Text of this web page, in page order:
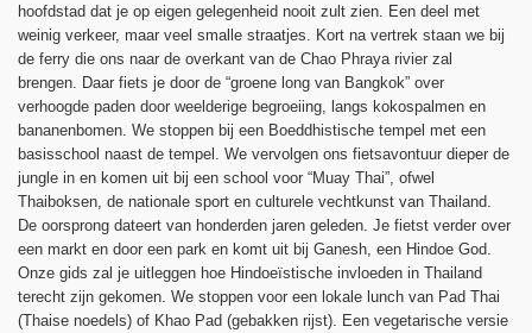
hoofdstad dat je op eigen gelegenheid nooit zult zien. Een deel met
weinig verkeer, maar veel smalle straatjes. Kort na vertrek staan we bij
de ferry die ons naar de overkant van de Chao Phraya rivier zal
brengen. Daar fiets je door de “groene long van Bangkok” over
verhoogde paden door weelderige begroeiing, langs kokospalmen en
bananenbomen. We stoppen bij een Boeddhistische tempel met een
basisschool naast de tempel. We vervolgen ons fietsavontuur dieper de
jungle in en komen uit bij een school voor “Muay Thai”, ofwel
Thaiboksen, de nationale sport en culturele vechtkunst van Thailand.
De oorsprong dateert van honderden jaren geleden. Je fietst verder over
een markt en door een park en komt uit bij Ganesh, een Hindoe God.
Onze gids zal je uitleggen hoe Hindoeïstische invloeden in Thailand
terecht zijn gekomen. We stoppen voor een lokale lunch van Pad Thai
(Thaise noedels) of Khao Pad (gebakken rijst). Een vegetarische versie